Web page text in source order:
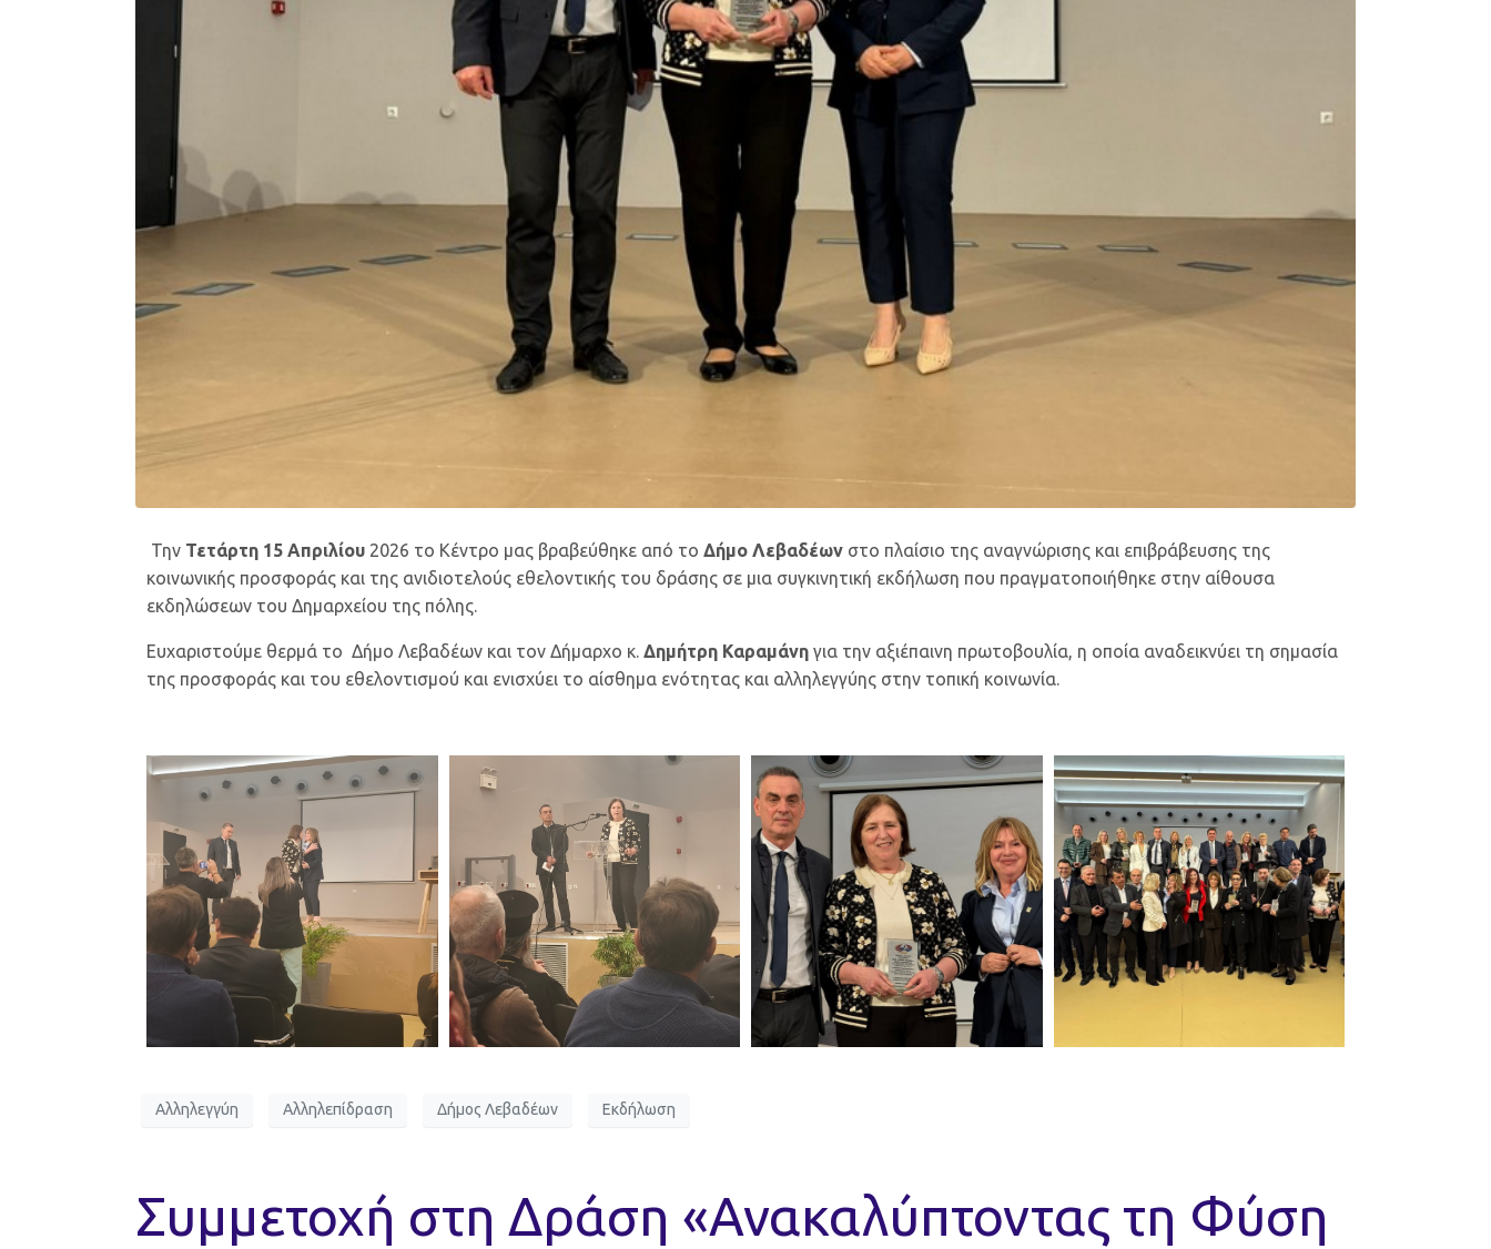
Την Τετάρτη 15 Απριλίου 2026 το Κέντρο μας βραβεύθηκε από το Δήμο Λεβαδέων στο πλαίσιο της αναγνώρισης και επιβράβευσης της
κοινωνικής προσφοράς και της ανιδιοτελούς εθελοντικής του δράσης σε μια συγκινητική εκδήλωση που πραγματοποιήθηκε στην αίθουσα
εκδηλώσεων του Δημαρχείου της πόλης.
Ευχαριστούμε θερμά το Δήμο Λεβαδέων και τον Δήμαρχο κ. Δημήτρη Καραμάνη για την αξιέπαινη πρωτοβουλία, η οποία αναδεικνύει τη σημασία
της προσφοράς και του εθελοντισμού και ενισχύει το αίσθημα ενότητας και αλληλεγγύης στην τοπική κοινωνία.
Αλληλεγγύη Αλληλεπίδραση Δήμος Λεβαδέων Εκδήλωση
Συμμετοχή στη Δράση «Ανακαλύπτοντας τη Φύση